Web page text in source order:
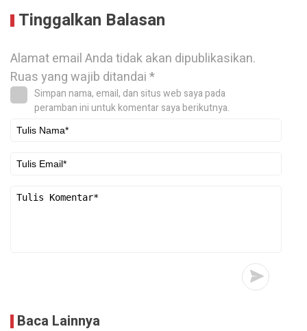
Tinggalkan Balasan
Alamat email Anda tidak akan dipublikasikan.
Ruas yang wajib ditandai*
Simpan nama, email, dan situs web saya pada
peramban ini untuk komentar saya berikutnya.
Baca Lainnya